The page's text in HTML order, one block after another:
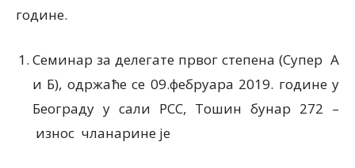
године.
Семинар за делегате првог степена (Супер А
и Б), одржаће се 09.фебруара 2019. године у
Београду у сали РСС, Тошин бунар 272 –
износ чланарине је